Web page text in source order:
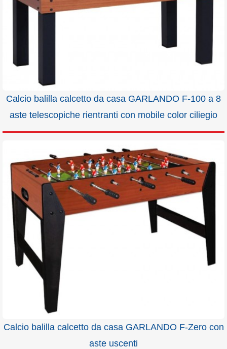
Calcio balilla calcetto da casa GARLANDO F-100 a 8
aste telescopiche rientranti con mobile color ciliegio
Calcio balilla calcetto da casa GARLANDO F-Zero con
aste uscenti